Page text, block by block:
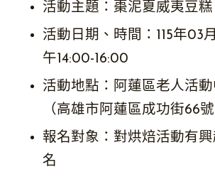
活動主題：棗泥夏威夷豆糕
活動日期、時間：115年03
午14:00-16:00
活動地點：阿蓮區老人活動
（高雄市阿蓮區成功街66號
報名對象：對烘焙活動有
名